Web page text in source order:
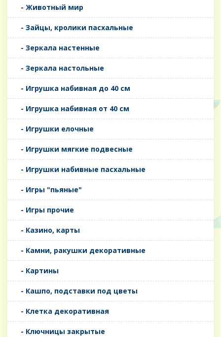
- Животный мир
- Зайцы, кролики пасхальные
- Зеркала настенные
- Зеркала настольные
- Игрушка набивная до 40 см
- Игрушка набивная от 40 см
- Игрушки елочные
- Игрушки мягкие подвесные
- Игрушки набивные пасхальные
- Игры "пьяные"
- Игры прочие
- Казино, карты
- Камни, ракушки декоративные
- Картины
- Кашпо, подставки под цветы
- Клетка декоративная
- Ключницы закрытые